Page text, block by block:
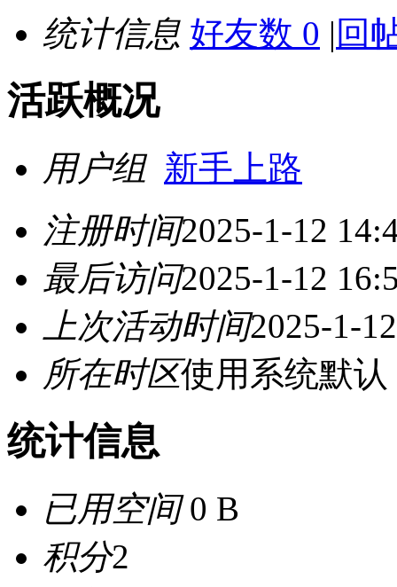
统计信息 好友数 0 | 回
活跃概况
用户组 新手上路
注册时间2025-1-12
最后访问2025-1-12
上次活动时间2025-1-
所在时区使用系统默认
统计信息
已用空间0 B
积分2